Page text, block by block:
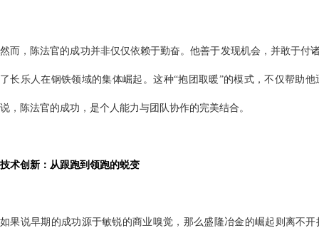
然而，陈法官的成功并非仅仅依赖于勤奋。他善于发现机会，并敢于付
了长乐人在钢铁领域的集体崛起。这种“抱团取暖”的模式，不仅帮助
说，陈法官的成功，是个人能力与团队协作的完美结合。
技术创新：从跟跑到领跑的蜕变
如果说早期的成功源于敏锐的商业嗅觉，那么盛隆冶金的崛起则离不